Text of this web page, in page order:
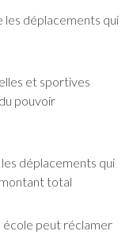
les déplacements qui
et sportives
pouvoir
déplacements qui
total
école peut réclamer